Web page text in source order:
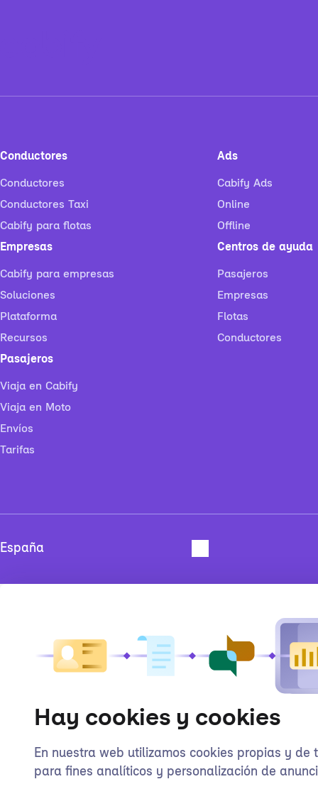
Conductores
Conductores
Conductores Taxi
Cabify para flotas
Empresas
Cabify para empresas
Soluciones
Plataforma
Recursos
Pasajeros
Viaja en Cabify
Viaja en Moto
Envíos
Tarifas
Ads
Cabify Ads
Online
Offline
Centros de ayuda
Pasajeros
Empresas
Flotas
Conductores
Hay cookies y cookies
En nuestra web utilizamos cookies propias y de
para fines analíticos y personalización de